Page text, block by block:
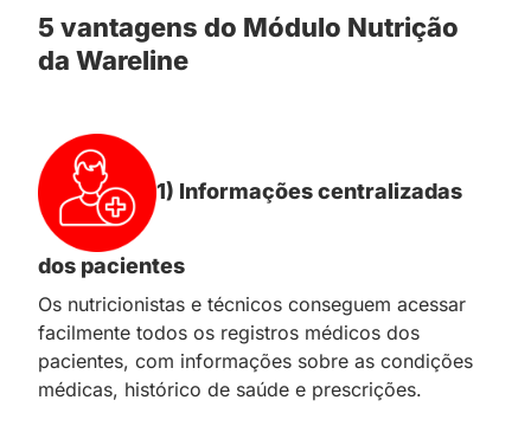
5 vantagens do Módulo Nutrição
da Wareline
1) Informações centralizadas
dos pacientes
Os nutricionistas e técnicos conseguem acessar
facilmente todos os registros médicos dos
pacientes, com informações sobre as condições
médicas, histórico de saúde e prescrições.